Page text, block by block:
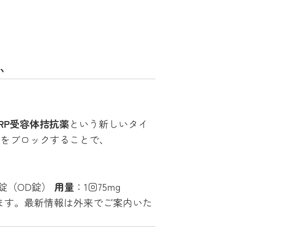
受容体拮抗薬という新しいタイ
ブロックすることで、
（OD錠） 用量：1回75mg
。最新情報は外来でご案内いた